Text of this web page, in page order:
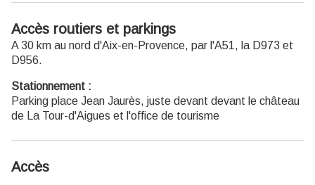
Accès routiers et parkings
A 30 km au nord d'Aix-en-Provence, par l'A51, la D973 et
D956.
Stationnement :
Parking place Jean Jaurès, juste devant devant le château
de La Tour-d'Aigues et l'office de tourisme
Accès